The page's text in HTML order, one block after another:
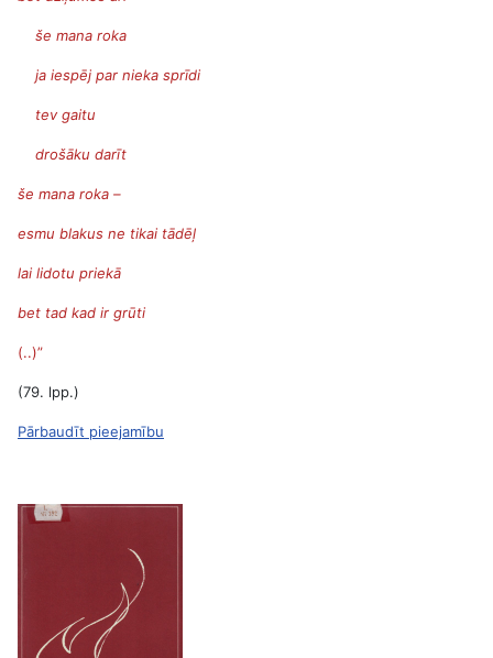
še mana roka
ja iespēj par nieka sprīdi
tev gaitu
drošāku darīt
še mana roka –
esmu blakus ne tikai tādēļ
lai lidotu priekā
bet tad kad ir grūti
(..)”
(79. lpp.)
Pārbaudīt pieejamību